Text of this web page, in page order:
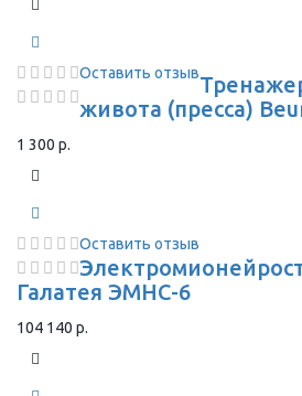
Оставить отзыв
живота (пресса)
1 300 р.
Оставить отзыв
Галатея ЭМНС-6
104 140 р.